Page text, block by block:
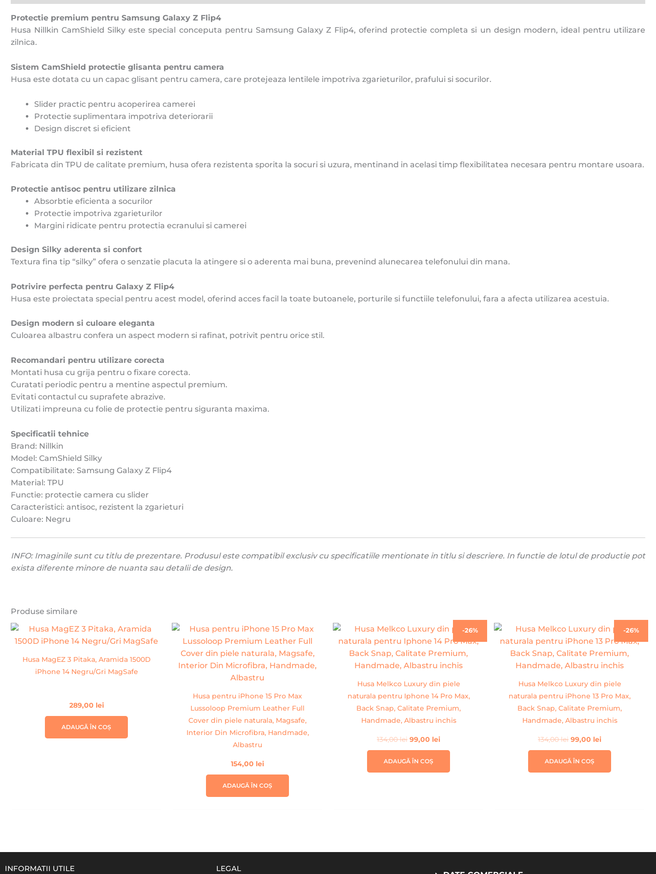
Protectie premium pentru Samsung Galaxy Z Flip4
Husa Nillkin CamShield Silky este special conceputa pentru Samsung Galaxy Z Flip4, oferind protectie completa si un design modern, ideal pentru utilizare
zilnica.
Sistem CamShield protectie glisanta pentru camera
Husa este dotata cu un capac glisant pentru camera, care protejeaza lentilele impotriva zgarieturilor, prafului si socurilor.
Slider practic pentru acoperirea camerei
Protectie suplimentara impotriva deteriorarii
Design discret si eficient
Material TPU flexibil si rezistent
Fabricata din TPU de calitate premium, husa ofera rezistenta sporita la socuri si uzura, mentinand in acelasi timp flexibilitatea necesara pentru montare usoara.
Protectie antisoc pentru utilizare zilnica
Absorbtie eficienta a socurilor
Protectie impotriva zgarieturilor
Margini ridicate pentru protectia ecranului si camerei
Design Silky aderenta si confort
Textura fina tip “silky” ofera o senzatie placuta la atingere si o aderenta mai buna, prevenind alunecarea telefonului din mana.
Potrivire perfecta pentru Galaxy Z Flip4
Husa este proiectata special pentru acest model, oferind acces facil la toate butoanele, porturile si functiile telefonului, fara a afecta utilizarea acestuia.
Design modern si culoare eleganta
Culoarea albastru confera un aspect modern si rafinat, potrivit pentru orice stil.
Recomandari pentru utilizare corecta
Montati husa cu grija pentru o fixare corecta.
Curatati periodic pentru a mentine aspectul premium.
Evitati contactul cu suprafete abrazive.
Utilizati impreuna cu folie de protectie pentru siguranta maxima.
Specificatii tehnice
Brand: Nillkin
Model: CamShield Silky
Compatibilitate: Samsung Galaxy Z Flip4
Material: TPU
Functie: protectie camera cu slider
Caracteristici: antisoc, rezistent la zgarieturi
Culoare: Negru
INFO: Imaginile sunt cu titlu de prezentare. Produsul este compatibil exclusiv cu specificatiile mentionate in titlu si descriere. In functie de lotul de productie pot
exista diferente minore de nuanta sau detalii de design.
Produse similare
Husa MagEZ 3 Pitaka, Aramida 1500D
iPhone 14 Negru/Gri MagSafe
289,00 lei
ADAUGĂ ÎN COȘ
Husa pentru iPhone 15 Pro Max
Lussoloop Premium Leather Full
Cover din piele naturala, Magsafe,
Interior Din Microfibra, Handmade,
Albastru
154,00 lei
ADAUGĂ ÎN COȘ
-26%
Husa Melkco Luxury din piele
naturala pentru Iphone 14 Pro Max,
Back Snap, Calitate Premium,
Handmade, Albastru inchis
134,00lei
Prețul
a
fost:
134,00 lei.
99,00 lei
Prețul
curent
este:
99,00 lei.
ADAUGĂ ÎN COȘ
-26%
Husa Melkco Luxury din piele
naturala pentru iPhone 13 Pro Max,
Back Snap, Calitate Premium,
Handmade, Albastru inchis
134,00lei
Prețul
a
fost:
134,00 lei.
99,00 lei
Prețul
curent
este:
99,00 lei.
ADAUGĂ ÎN COȘ
INFORMATII UTILE LEGAL